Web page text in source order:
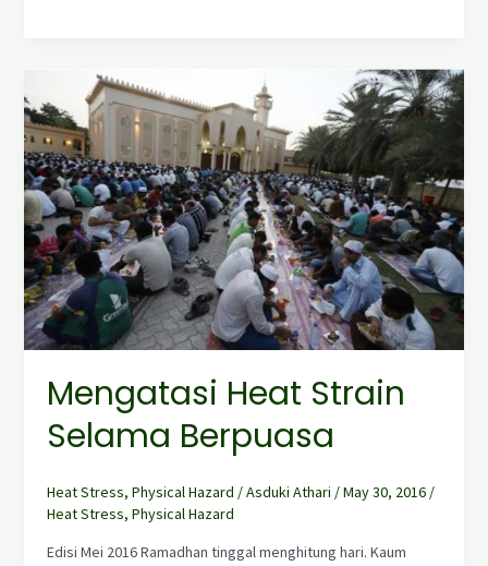
Mengatasi Heat Strain
Selama Berpuasa
Heat Stress, Physical Hazard /Asduki Athari /May 30, 2016 /
Heat Stress, Physical Hazard
Edisi Mei 2016 Ramadhan tinggal menghitung hari. Kaum
Mengatasi
Heat
Strain
Selama
Berpuasa